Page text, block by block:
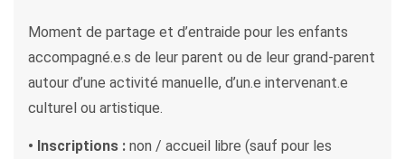
Moment de partage et d’entraide pour les enfants
accompagné.e.s de leur parent ou de leur grand-parent
autour d’une activité manuelle, d’un.e intervenant.e
culturel ou artistique.
• Inscriptions : non / accueil libre (sauf pour les